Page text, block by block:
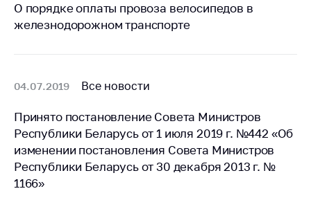
Общественная
жизнь
Официальные
символы
5 лет МАРТ
Деятельность
О порядке оплаты провоза велосипедов в
железнодорожном транспорте
04.07.2019 Все новости
Принято постановление Совета Министров
Республики Беларусь от 1 июля 2019 г. №442 «Об
изменении постановления Совета Министров
Республики Беларусь от 30 декабря 2013 г. №
1166»